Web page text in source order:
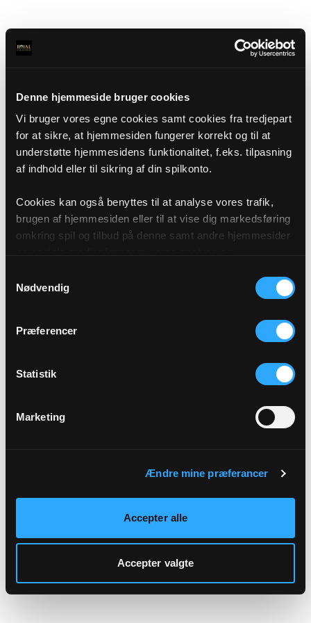
Denne hjemmeside bruger cookies
Vi bruger vores egne cookies samt cookies fra tredjepart
for at sikre, at hjemmesiden fungerer korrekt og til at
understøtte hjemmesidens funktionalitet, f.eks. tilpasning
af indhold eller til sikring af din spilkonto.
Cookies kan også benyttes til at analyse vores trafik,
brugen af hjemmesiden eller til at vise dig markedsføring
omkring spil og tilbud på denne samt andre hjemmesider
af cookies under "Detaljer" eller ved at klikke videre til
vores Cookiepolitik, som du finder i bunden af vores
Nødvendig
Præferencer
Statistik
Marketing
Ændre mine præferancer
Accepter alle
Accepter valgte